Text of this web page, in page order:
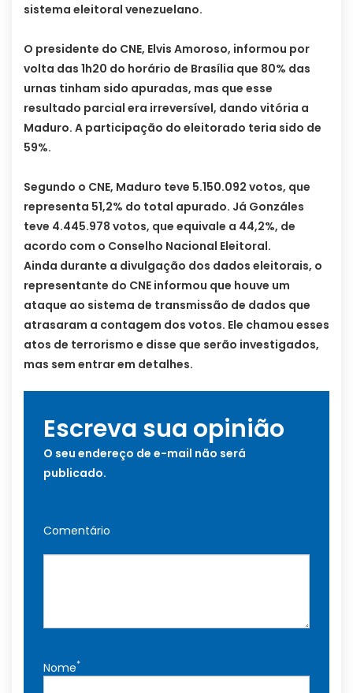
sistema eleitoral venezuelano.
O presidente do CNE, Elvis Amoroso, informou por
volta das 1h20 do horário de Brasília que 80% das
urnas tinham sido apuradas, mas que esse
resultado parcial era irreversível, dando vitória a
Maduro. A participação do eleitorado teria sido de
59%.
Segundo o CNE, Maduro teve 5.150.092 votos, que
representa 51,2% do total apurado. Já Gonzáles
teve 4.445.978 votos, que equivale a 44,2%, de
acordo com o Conselho Nacional Eleitoral.
Ainda durante a divulgação dos dados eleitorais, o
representante do CNE informou que houve um
ataque ao sistema de transmissão de dados que
atrasaram a contagem dos votos. Ele chamou esses
atos de terrorismo e disse que serão investigados,
mas sem entrar em detalhes.
Escreva sua opinião
O seu endereço de e-mail não será
publicado.
Comentário
Nome*